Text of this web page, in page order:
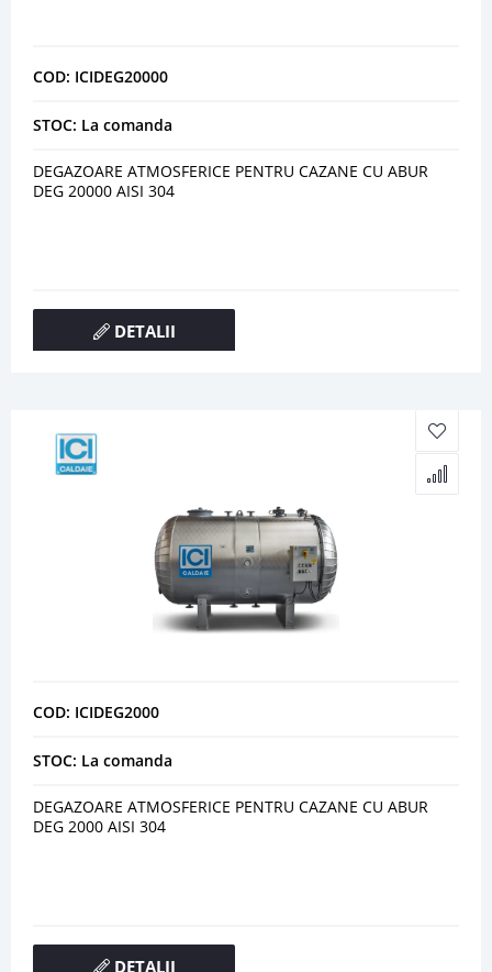
COD: ICIDEG20000
STOC: La comanda
DEGAZOARE ATMOSFERICE PENTRU CAZANE CU ABUR
DEG 20000 AISI 304
DETALII
COD: ICIDEG2000
STOC: La comanda
DEGAZOARE ATMOSFERICE PENTRU CAZANE CU ABUR
DEG 2000 AISI 304
DETALII